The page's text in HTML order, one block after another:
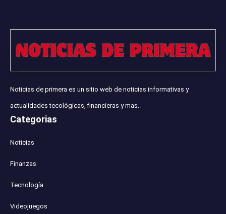
Noticias de primera es un sitio web de noticias informativas y
actualidades tecológicas, financieras y mas..
Categorias
Noticias
Finanzas
Tecnología
Videojuegos